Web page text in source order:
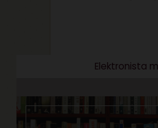
Elektronista